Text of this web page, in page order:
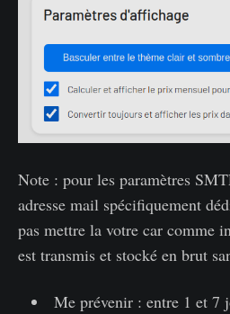
Note : pour les paramètres
adresse mail spécifiquement
pas mettre la votre car comme
est transmis et stocké en brut
Me prévenir : entre 1 et 7